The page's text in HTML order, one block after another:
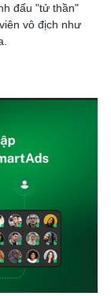
đấu "tử thần"
vô địch như